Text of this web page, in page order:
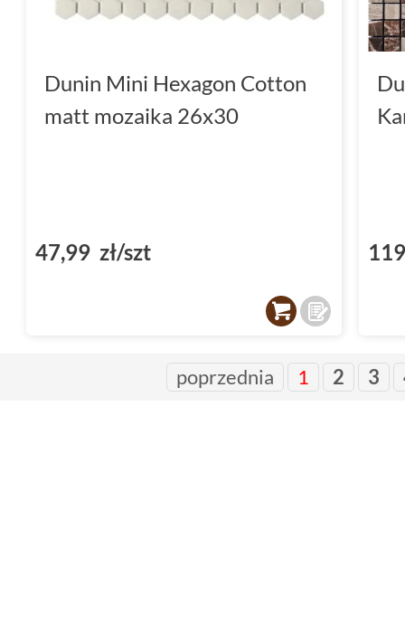
Dunin Mini Hexagon Cotton
matt mozaika 26x30
47,99 zł/szt
poprzednia 1 2 3